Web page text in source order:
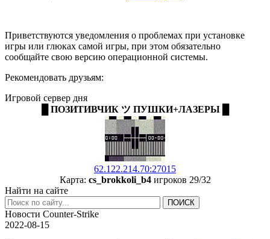
Приветствуются уведомления о проблемах при установке
игры или глюках самой игры, при этом обязательно
сообщайте свою версию операционной системы.
Рекомендовать друзьям:
Игровой сервер дня
█ ПОЗИТИВЧИК ツ ПУШКИ+ЛАЗЕРЫ █
62.122.214.70:27015
Карта: cs_brokkoli_b4игроков 29/32
Найти на сайте
Новости Counter-Strike
2022-08-15